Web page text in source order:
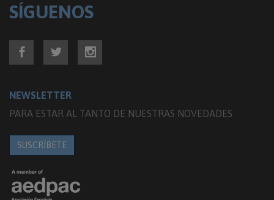
SÍGUENOS
NEWSLETTER
PARA ESTAR AL TANTO DE NUESTRAS NOVEDADES
SUSCRÍBETE